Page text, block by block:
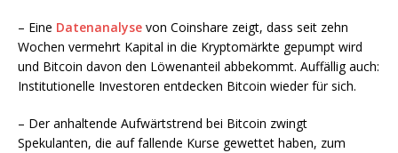
– Eine Datenanalyse von Coinshare zeigt, dass seit zehn
Wochen vermehrt Kapital in die Kryptomärkte gepumpt wird
und Bitcoin davon den Löwenanteil abbekommt. Auffällig auch:
Institutionelle Investoren entdecken Bitcoin wieder für sich.
– Der anhaltende Aufwärtstrend bei Bitcoin zwingt
Spekulanten, die auf fallende Kurse gewettet haben, zum